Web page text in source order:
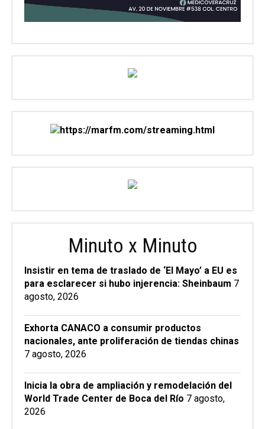
Minuto x Minuto
Insistir en tema de traslado de ‘El Mayo’ a EU es
para esclarecer si hubo injerencia: Sheinbaum 7
agosto, 2026
Exhorta CANACO a consumir productos
nacionales, ante proliferación de tiendas chinas
7 agosto, 2026
Inicia la obra de ampliación y remodelación del
World Trade Center de Boca del Río 7 agosto,
2026